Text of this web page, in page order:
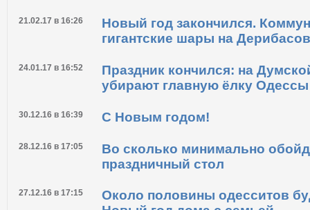
21.02.17 в 16:26
Новый год закончился.
гигантские шары на
24.01.17 в 16:52
Праздник кончился: на
убирают главную ёлку Одессы
30.12.16 в 16:39 С Новым годом!
28.12.16 в 17:05
Во сколько минимально
праздничный стол
27.12.16 в 17:15
Около половины одесситов